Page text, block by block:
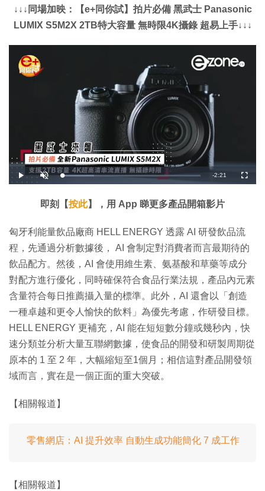
↓↓↓同場加映：【e+同你試】拍片必備 黑武士 Panasonic
LUMIX S5M2X 2TB特大容量 無時限4K攝錄 超易上手↓↓↓
播
放
開
啟
載
入
:
2
8
%
剩
時
間
-2:21
全
螢
即刻【按此】，用 App 睇更多產品開箱影片
匈牙利能量飲品廠商 HELL ENERGY 透露 AI 研發飲品流
程，先通過分析數據後， AI 會制定對消費者而言最期待的
飲品配方。然後，AI 會使用維生素、氨基酸和草藥等成分
對配方進行優化，同時確保符合食品行業法規，產品內元素
含量符合每日推薦攝入量的標準。此外，AI 還會以「創造
一種卓越和更令人愉快的飲料」為優先考慮，作研發目標。
HELL ENERGY 更補充，AI 能在短短數分鐘或幾秒內，快
速分類並分析大量互聯網數據，使食品的開發和研製周期從
原本的 1 至 2 年，大幅縮短至1個月；相信這對產品開發領
域而言，實在是一個正面的重大突破。
【相關報道】
零售網店：AI 提升效率 自動生成功能簡化 7 成工作
【相關報道】